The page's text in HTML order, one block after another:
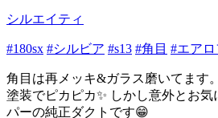
シルエイティ
#180sx #シルビア #s13 #角目 #エア
角目は再メッキ&ガラス磨いてます
塗装でピカピカ✨ しかし意外とお
パーの純正ダクトです😁